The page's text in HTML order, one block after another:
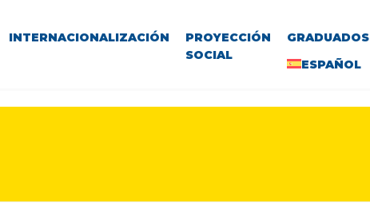
INTERNACIONALIZACIÓN
PROYECCIÓN
SOCIAL
GRADUADOS
ESPAÑOL